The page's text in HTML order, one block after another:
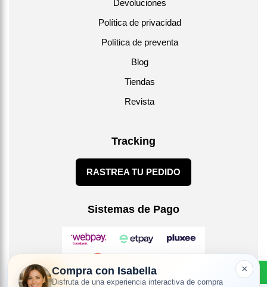
Devoluciones
Política de privacidad
Política de preventa
Blog
Tiendas
Revista
Tracking
RASTREA TU PEDIDO
Sistemas de Pago